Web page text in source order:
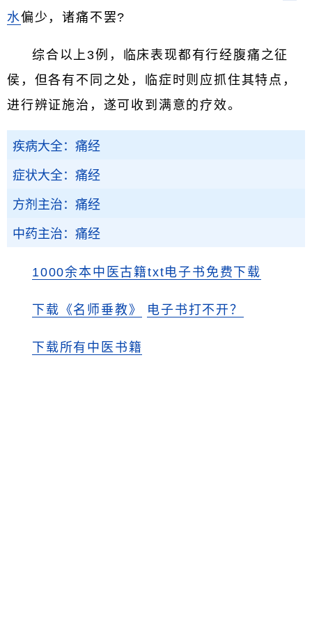
水偏少，诸痛不罢?
综合以上3例，临床表现都有行经腹痛之征
侯，但各有不同之处，临症时则应抓住其特点，
进行辨证施治，遂可收到满意的疗效。
疾病大全：痛经
症状大全：痛经
方剂主治：痛经
中药主治：痛经
1000余本中医古籍txt电子书免费下载
下载《名师垂教》 电子书打不开？
下载所有中医书籍